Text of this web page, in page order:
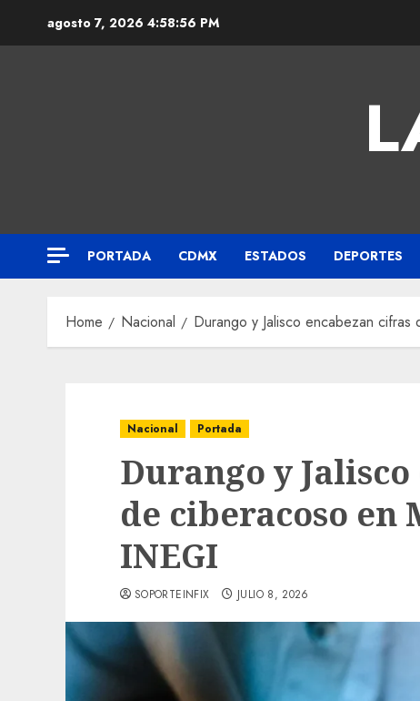
agosto 7, 2026 4:58:57 PM
PORTADA CDMX ESTADOS DEPORTES
Home Nacional Durango y Jalisco encabezan
Nacional Portada
Durango y
de ciberacoso en
INEGI
SOPORTEINFIX JULIO 8, 2026